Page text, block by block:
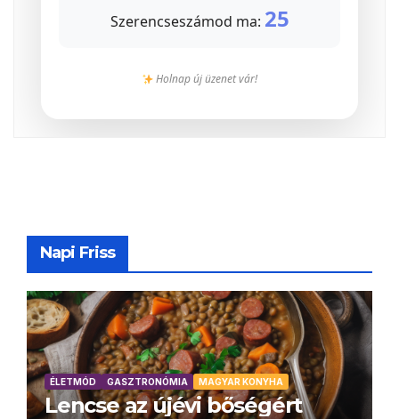
Szerencseszámod ma: 25
Holnap új üzenet vár!
Napi Friss
ÉLETMÓD GASZTRONÓMIA MAGYAR KONYHA
Lencse az újévi bőségért